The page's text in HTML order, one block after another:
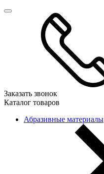
Заказать звонок
Каталог товаров
Абразивные материалы